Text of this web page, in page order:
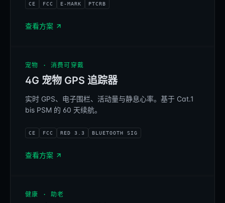
MENU OK
CE FCC E-MARK PTCRB
查看方案
BELINKAGE
宠物 · 消费可穿戴
4G 宠物 GPS 追踪器
实时 GPS、电子围栏、活动量与静息心率。基于 Cat.1
bis PSM 的 60 天续航。
CE FCC RED 3.3 BLUETOOTH SIG
查看方案
健康 · 助老